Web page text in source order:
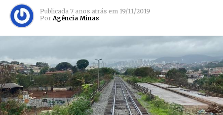
Publicada 7 anos atrás em 19/11/2019
Por Agência Minas